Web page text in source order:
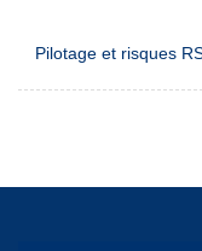
Pilotage et risques